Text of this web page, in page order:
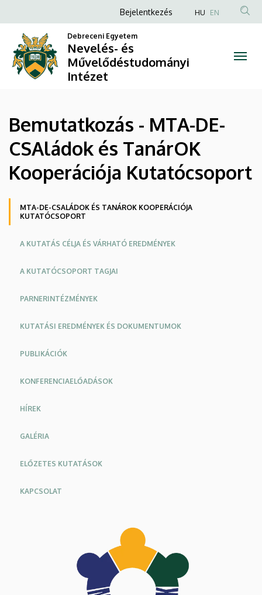
Bemutatkozás
MTA-
és
TanárOK
Kooperációja
Kutatócsoport
Nevelés-
Művelődéstudományi
Intézet
a
tartalomra
Anonim
fiók
menüje
Bejelentkezés HU EN
Debreceni Egyetem
Nevelés- és
Művelődéstudományi
Intézet
Bemutatkozás - MTA-DE-
CSAládok és TanárOK
Kooperációja Kutatócsoport
Oldalmenü
MTA-DE-CSALÁDOK ÉS TANÁROK KOOPERÁCIÓJA
KUTATÓCSOPORT
A KUTATÁS CÉLJA ÉS VÁRHATÓ EREDMÉNYEK
A KUTATÓCSOPORT TAGJAI
PARNERINTÉZMÉNYEK
KUTATÁSI EREDMÉNYEK ÉS DOKUMENTUMOK
PUBLIKÁCIÓK
KONFERENCIAELŐADÁSOK
HÍREK
GALÉRIA
ELŐZETES KUTATÁSOK
KAPCSOLAT